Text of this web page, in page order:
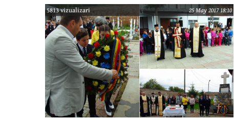
5813 vizualizari 25 May 2017 18:10